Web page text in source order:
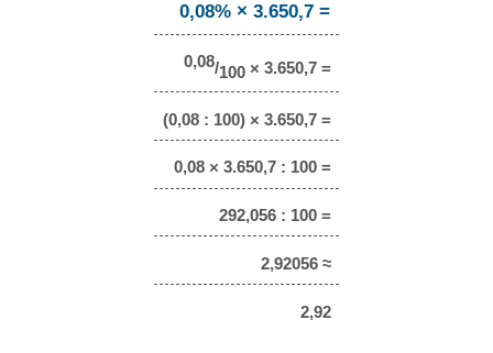
0,08% × 3.650,7 =
0,08/100× 3.650,7 =
(0,08 : 100) × 3.650,7 =
0,08 × 3.650,7 : 100 =
292,056 : 100 =
2,92056 ≈
2,92